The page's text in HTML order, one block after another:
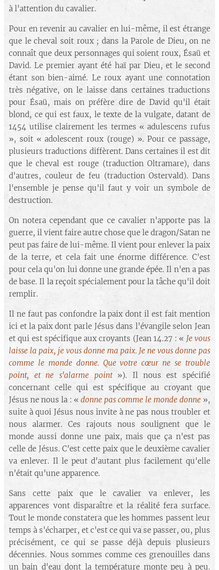
à l'attention du cavalier.
Pour en revenir au cavalier en lui-même, il est étrange
que le cheval soit roux ; dans la Parole de Dieu, on ne
connaît que deux personnages qui soient roux, Ésaü et
David. Le premier ayant été haï par Dieu, et le second
étant son bien-aimé. Le roux ayant une connotation
très négative, on le laisse dans certaines traductions
pour Ésaü, mais on préfère dire de David qu'il était
blond, ce qui est faux, le texte de la vulgate, datant de
1454 utilise clairement les termes « adulescens rufus
», soit « adolescent roux (rouge) ». Pour ce passage,
plusieurs traductions diffèrent. Dans certaines il est dit
que le cheval est rouge (traduction Oltramare), dans
d'autres, couleur de feu (traduction Ostervald). Dans
l'ensemble je pense qu'il faut y voir un symbole de
destruction.
On notera cependant que ce cavalier n'apporte pas la
guerre, il vient faire autre chose que le dragon/Satan ne
peut pas faire de lui-même. Il vient pour enlever la paix
de la terre, et cela fait une énorme différence. C'est
pour cela qu'on lui donne une grande épée. Il n'en a pas
de base. Il la reçoit spécialement pour la tâche qu'il doit
remplir.
Il ne faut pas confondre la paix dont il est fait mention
ici et la paix dont parle Jésus dans l'évangile selon Jean
et qui est spécifique aux croyants (Jean 14.27 : « Je vous
laisse la paix, je vous donne ma paix. Je ne vous donne pas
comme le monde donne. Que votre cœur ne se trouble
point, et ne s'alarme point »). Il nous est spécifié
concernant celle qui est spécifique au croyant que
Jésus ne nous la : « donne pas comme le monde donne »,
suite à quoi Jésus nous invite à ne pas nous troubler et
nous alarmer. Ces rajouts nous soulignent que le
monde aussi donne une paix, mais que ça n'est pas
celle de Jésus. C'est cette paix que le deuxième cavalier
va enlever. Il le peut d'autant plus facilement qu'elle
n'était qu'une apparence.
Sans cette paix que le cavalier va enlever, les
apparences vont disparaître et la réalité fera surface.
Tout le monde constatera que les hommes passent leur
temps à s'écharper, et c'est ce qui va se passer, ou, plus
précisément, ce qui se passe déjà depuis plusieurs
décennies. Nous sommes comme ces grenouilles dans
un bain d'eau dont la température monte peu à peu.